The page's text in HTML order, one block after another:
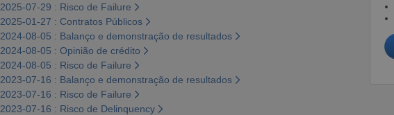
2025-07-29 : Risco de Failure
2025-01-27 : Contratos Públicos
2024-08-05 : Balanço e demonstração de resultados
2024-08-05 : Opinião de crédito
2024-08-05 : Risco de Failure
2023-07-16 : Balanço e demonstração de resultados
2023-07-16 : Risco de Failure
2023-07-16 : Risco de Delinquency